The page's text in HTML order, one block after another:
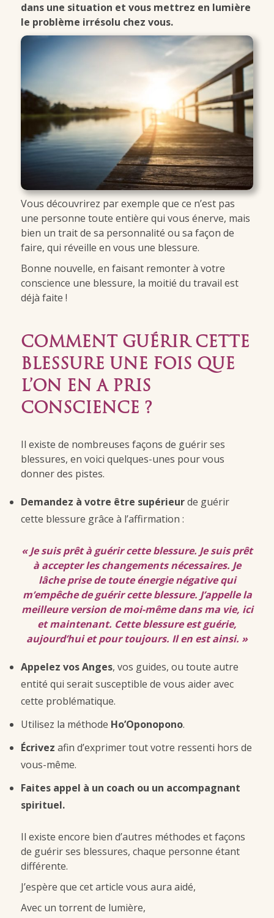
dans une situation et vous mettrez en lumière
le problème irrésolu chez vous.
Vous découvrirez par exemple que ce n’est pas
une personne toute entière qui vous énerve, mais
bien un trait de sa personnalité ou sa façon de
faire, qui réveille en vous une blessure.
Bonne nouvelle, en faisant remonter à votre
conscience une blessure, la moitié du travail est
déjà faite !
COMMENT GUÉRIR CETTE
BLESSURE UNE FOIS QUE
L’ON EN A PRIS
CONSCIENCE ?
Il existe de nombreuses façons de guérir ses
blessures, en voici quelques-unes pour vous
donner des pistes.
Demandez à votre être supérieurde guérir
cette blessure grâce à l’affirmation :
« Je suis prêt à guérir cette blessure. Je suis prêt
à accepter les changements nécessaires. Je
lâche prise de toute énergie négative qui
m’empêche de guérir cette blessure. J’appelle la
meilleure version de moi-même dans ma vie, ici
et maintenant. Cette blessure est guérie,
aujourd’hui et pour toujours. Il en est ainsi. »
Appelez vos Anges, vos guides, ou toute autre
entité qui serait susceptible de vous aider avec
cette problématique.
Utilisez la méthode Ho’Oponopono.
Écrivez afin d’exprimer tout votre ressenti hors de
vous-même.
Faites appel à un coach ou un accompagnant
spirituel.
Il existe encore bien d’autres méthodes et façons
de guérir ses blessures, chaque personne étant
différente.
J’espère que cet article vous aura aidé,
Avec un torrent de lumière,